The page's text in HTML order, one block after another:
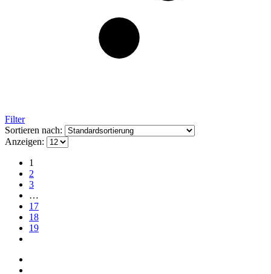
Filter
Sortieren nach:
Anzeigen:
1
2
3
…
17
18
19